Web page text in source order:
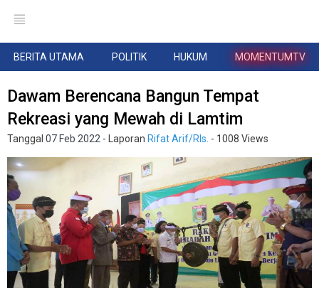
BERITA UTAMA POLITIK HUKUM MOMENTUMTV
Dawam Berencana Bangun Tempat
Rekreasi yang Mewah di Lamtim
Tanggal 07 Feb 2022 - Laporan Rifat Arif/Rls. - 1008 Views